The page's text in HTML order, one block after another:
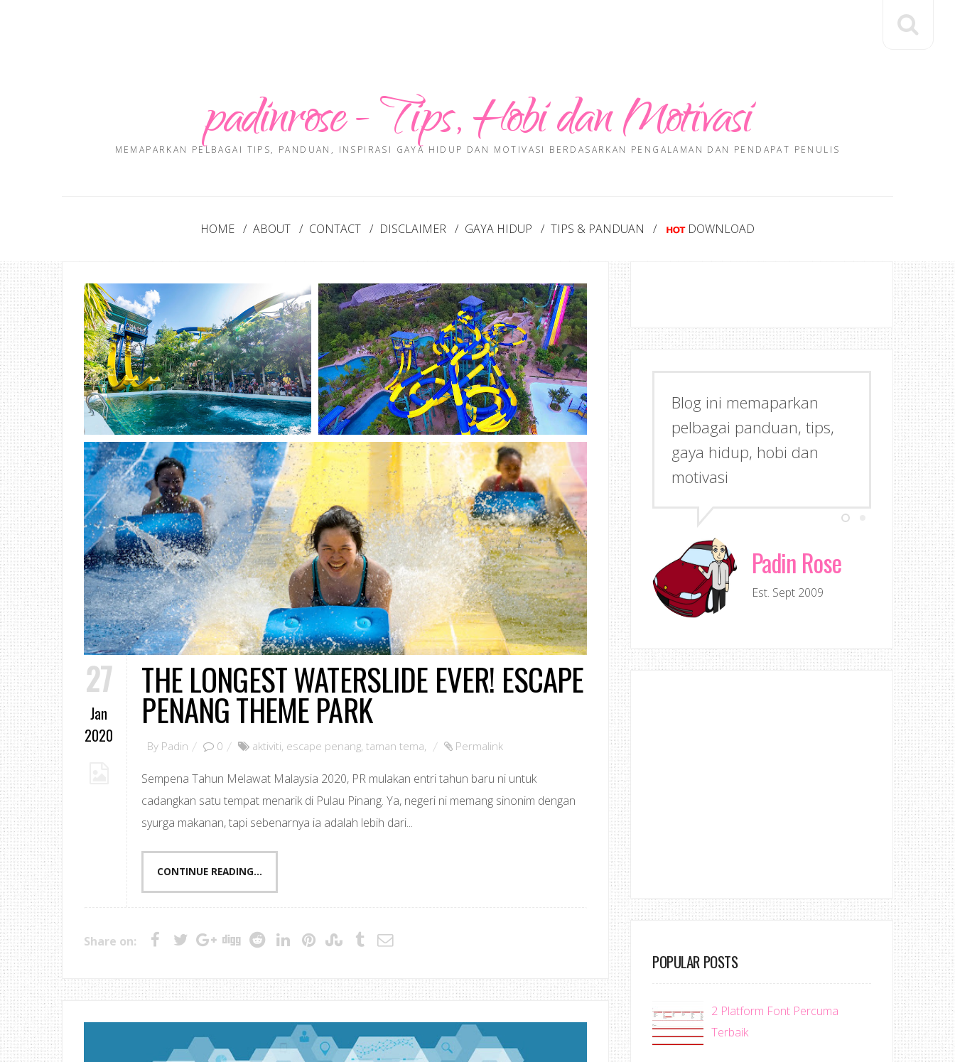
padinrose - Tips, Hobi dan Motivasi
MEMAPARKAN PELBAGAI TIPS, PANDUAN, INSPIRASI GAYA HIDUP DAN MOTIVASI BERDASARKAN PENGALAMAN DAN PENDAPAT PENULIS
HOME ABOUT CONTACT DISCLAIMER GAYA HIDUP TIPS & PANDUAN DOWNLOAD
27
Jan
2020
THE LONGEST WATERSLIDE EVER! ESCAPE
PENANG THEME PARK
By Padin 0 aktiviti, escape penang,taman tema, Permalink
Sempena Tahun Melawat Malaysia 2020, PR mulakan entri tahun baru ni untuk
cadangkan satu tempat menarik di Pulau Pinang. Ya, negeri ni memang sinonim dengan
syurga makanan, tapi sebenarnya ia adalah lebih dari...
CONTINUE READING...
Share on:
Blog ini memaparkan
pelbagai panduan, tips,
gaya hidup, hobi dan
motivasi
Padin Rose
Est. Sept 2009
POPULAR POSTS
2 Platform Font Percuma
Terbaik